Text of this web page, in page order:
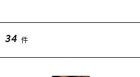
RIDE LIFE MAGAZINE一
覧
中古/アウトレット サー
34 件